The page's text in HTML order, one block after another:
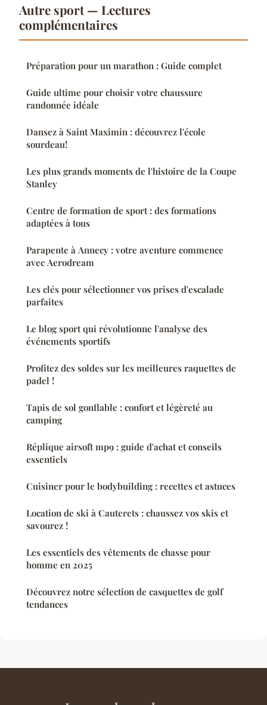
Autre sport — Lectures
complémentaires
Préparation pour un marathon : Guide complet
Guide ultime pour choisir votre chaussure
randonnée idéale
Dansez à Saint Maximin : découvrez l'école
sourdeau!
Les plus grands moments de l'histoire de la Coupe
Stanley
Centre de formation de sport : des formations
adaptées à tous
Parapente à Annecy : votre aventure commence
avec Aerodream
Les clés pour sélectionner vos prises d'escalade
parfaites
Le blog sport qui révolutionne l'analyse des
événements sportifs
Profitez des soldes sur les meilleures raquettes de
padel !
Tapis de sol gonflable : confort et légèreté au
camping
Réplique airsoft mp9 : guide d'achat et conseils
essentiels
Cuisiner pour le bodybuilding : recettes et astuces
Location de ski à Cauterets : chaussez vos skis et
savourez !
Les essentiels des vêtements de chasse pour
homme en 2025
Découvrez notre sélection de casquettes de golf
tendances